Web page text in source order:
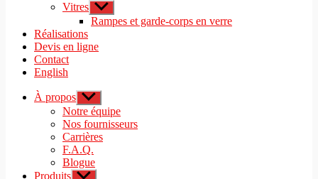
Vitres Afficher
le
sous-
Rampes et garde-corps en verre
Réalisations
Devis en ligne
Contact
English
À propos Afficher
le
sous-
menu
Notre équipe
Nos fournisseurs
Carrières
F.A.Q.
Blogue
Produits Afficher